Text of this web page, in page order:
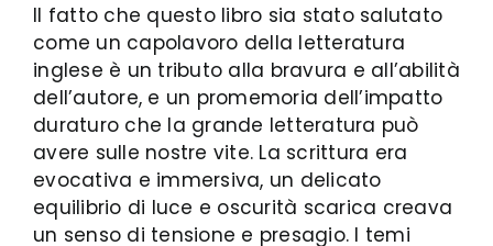
Il fatto che questo libro sia stato salutato
come un capolavoro della letteratura
inglese è un tributo alla bravura e all’abilità
dell’autore, e un promemoria dell’impatto
duraturo che la grande letteratura può
avere sulle nostre vite. La scrittura era
evocativa e immersiva, un delicato
equilibrio di luce e oscurità scarica creava
un senso di tensione e presagio. I temi